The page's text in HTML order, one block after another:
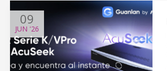
09
JUN '26